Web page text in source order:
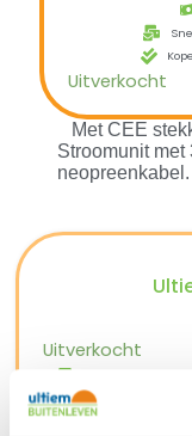
Uitverkocht
Met CEE
Stroomunit
neopreenkabel.
Uitverkocht
Achteraf